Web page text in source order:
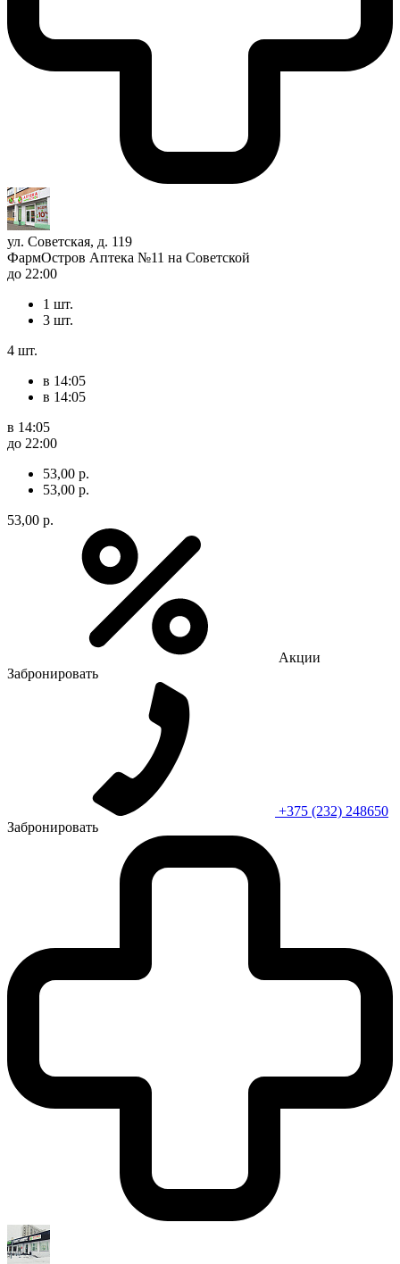
ул. Советская, д. 119
ФармОстров Аптека №11 на Советской
до 22:00
1 шт.
3 шт.
4 шт.
в 14:05
в 14:05
в 14:05
до 22:00
53,00 р.
53,00 р.
53,00 р.
Акции
Забронировать
+375 (232) 248650
Забронировать